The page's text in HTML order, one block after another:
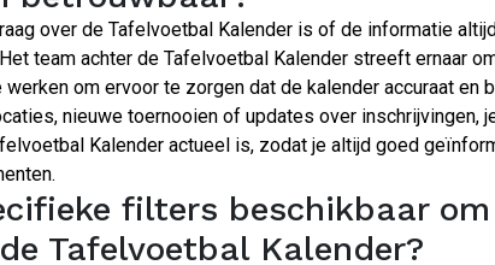
over de Tafelvoetbal Kalender is of de informatie
team achter de Tafelvoetbal Kalender streeft ernaar
om ervoor te zorgen dat de kalender accuraat en
nieuwe toernooien of updates over inschrijvingen,
Kalender actueel is, zodat je altijd goed
filters beschikbaar
Tafelvoetbal Kalender?